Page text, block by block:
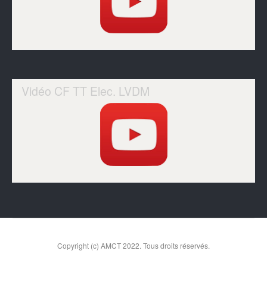
Vidéo CF TT Elec. LVDM
Copyright (c) AMCT 2022. Tous droits réservés.